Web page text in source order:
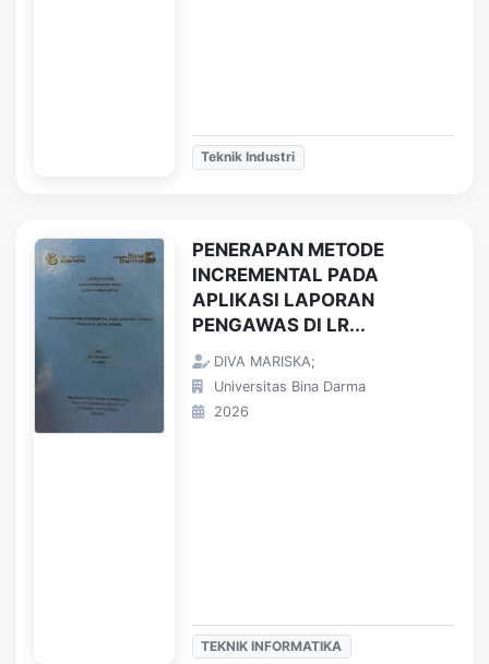
Teknik Industri
PENERAPAN METODE
INCREMENTAL PADA
APLIKASI LAPORAN
PENGAWAS DI LR...
DIVA MARISKA;
Universitas Bina Darma
2026
TEKNIK INFORMATIKA